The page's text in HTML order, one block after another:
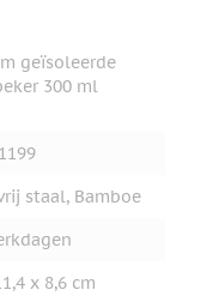
geïsoleerde
300 ml
staal, Bamboe
x 8,6 cm